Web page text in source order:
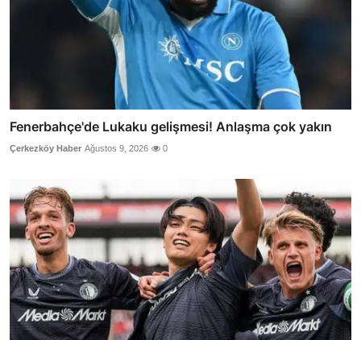
Fenerbahçe'de Lukaku gelişmesi! Anlaşma çok yakın
Çerkezköy Haber Ağustos 9, 2026 0